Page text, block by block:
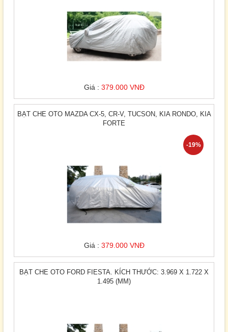
Giá : 379.000 VNĐ
BẠT CHE OTO MAZDA CX-5, CR-V, TUCSON, KIA RONDO, KIA
FORTE
-19%
Giá : 379.000 VNĐ
BẠT CHE OTO FORD FIESTA. KÍCH THƯỚC: 3.969 X 1.722 X
1.495 (MM)